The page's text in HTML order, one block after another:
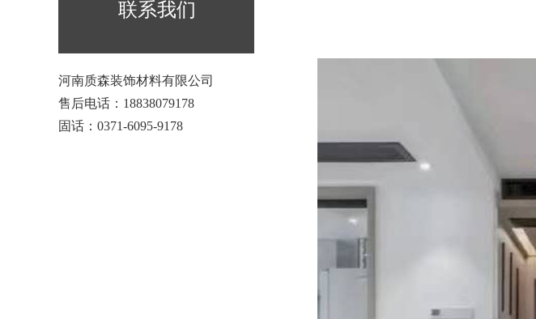
联系我们
河南质森装饰材料有限公司
售后电话：18838079178
固话：0371-6095-9178